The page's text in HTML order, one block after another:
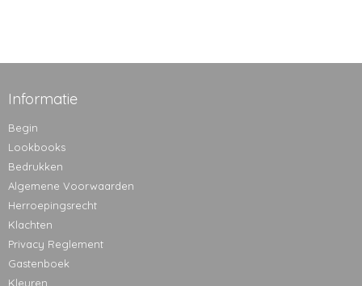
Informatie
Begin
Lookbooks
Bedrukken
Algemene Voorwaarden
Herroepingsrecht
Klachten
Privacy Reglement
Gastenboek
Kleuren